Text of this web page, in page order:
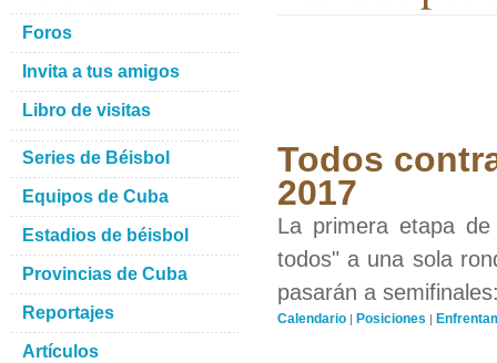
Todos
2017
La primera etapa
todos" a una sola
pasarán a
Calendario | Posiciones |
Foros
Invita a tus amigos
Libro de visitas
Series de Béisbol
Equipos de Cuba
Estadios de béisbol
Provincias de Cuba
Reportajes
Artículos